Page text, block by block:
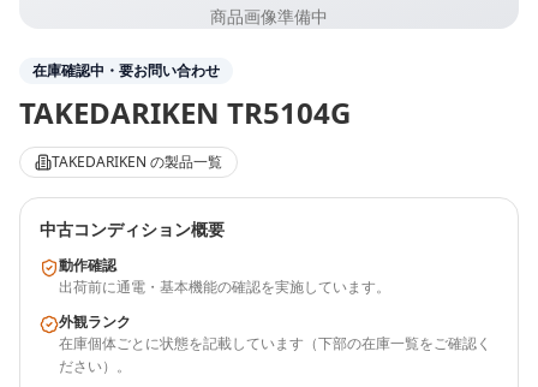
商品画像準備中
在庫確認中・要お問い合わせ
TAKEDARIKEN TR5104G
TAKEDARIKEN の製品一覧
中古コンディション概要
動作確認
出荷前に通電・基本機能の確認を実施しています。
外観ランク
在庫個体ごとに状態を記載しています（下部の在庫一覧をご確認く
ださい）。